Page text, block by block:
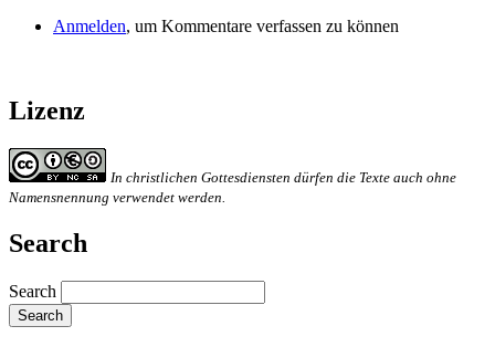
Anmelden, um Kommentare verfassen zu können
Lizenz
In christlichen Gottesdiensten dürfen die Texte auch ohne
Namensnennung verwendet werden.
Search
Search